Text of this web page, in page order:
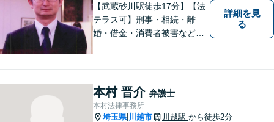
【武蔵砂川駅徒歩17分】【法
テラス可】刑事・相続・離
婚・借金・消費者被害など、
味方となり、しかるべき方向
へと導いてまいります。まず
はお気軽にご相談ください。
詳細を見
る
本村 晋介 弁護士
本村法律事務所
埼玉県| 川越市 川越駅 から徒歩2分